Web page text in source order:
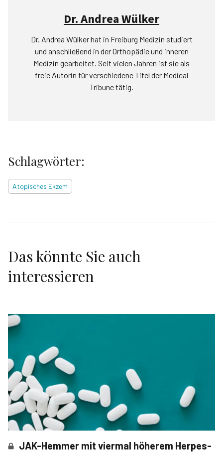
Dr. Andrea Wülker
Dr. Andrea Wülker hat in Freiburg Medizin studiert
und anschließend in der Orthopädie und inneren
Medizin gearbeitet. Seit vielen Jahren ist sie als
freie Autorin für verschiedene Titel der Medical
Tribune tätig.
Schlagwörter:
Atopisches Ekzem
Das könnte Sie auch
interessieren
JAK-Hemmer mit viermal höherem Herpes-